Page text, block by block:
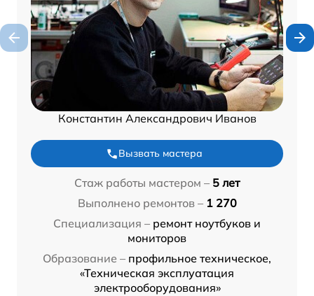
Константин Александрович Иванов
Вызвать мастера
Стаж работы мастером – 5 лет
Выполнено ремонтов – 1 270
Специализация – ремонт ноутбуков и
мониторов
Образование – профильное техническое,
«Техническая эксплуатация
электрооборудования»